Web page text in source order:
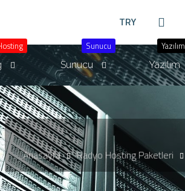
TRY
Sunucu
Sunucu
Yazılım
Yazılım
Anasayfa Radyo Hosting Paketleri